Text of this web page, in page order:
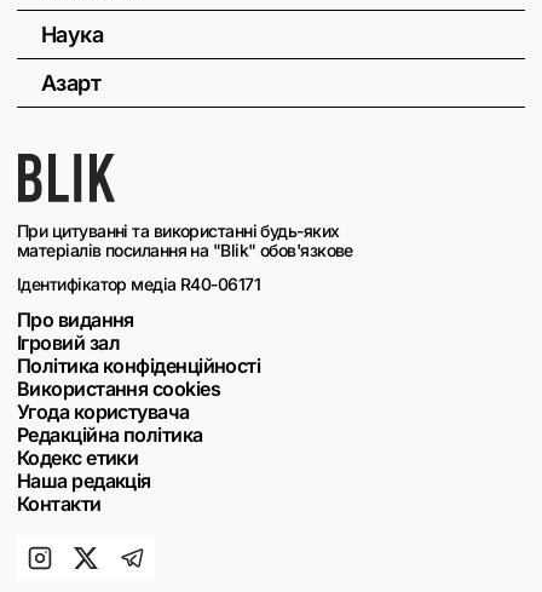
При цитуванні та використанні будь-яких
матеріалів посилання на "Blik" обов'язкове
Ідентифікатор медіа R40-06171
Про видання
Ігровий зал
Політика конфіденційності
Використання cookies
Угода користувача
Редакційна політика
Кодекс етики
Наша редакція
Контакти
Наука
Азарт